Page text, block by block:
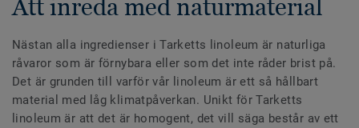
Att inreda med naturmaterial
Nästan alla ingredienser i Tarketts linoleum är naturliga
råvaror som är förnybara eller som det inte råder brist på.
Det är grunden till varför vår linoleum är ett så hållbart
material med låg klimatpåverkan. Unikt för Tarketts
linoleum är att det är homogent, det vill säga består av ett